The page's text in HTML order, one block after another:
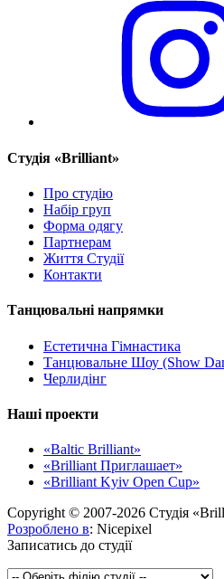
Cтудія «Brilliant»
Про студію
Набір груп
Форма одягу
Партнерам
Життя Студії
Контакти
Танцювальні напрямки
Естетична Гімнастика
Танцювальне Шоу (Show
Черлидінг
Наші проекти
«Baltic Brilliant»
«Brilliant Приглашает»
«Brilliant Kyiv Open Cup»
Copyright © 2007-2026 Студія
Розроблено в: Nicepixel
Записатись до студії